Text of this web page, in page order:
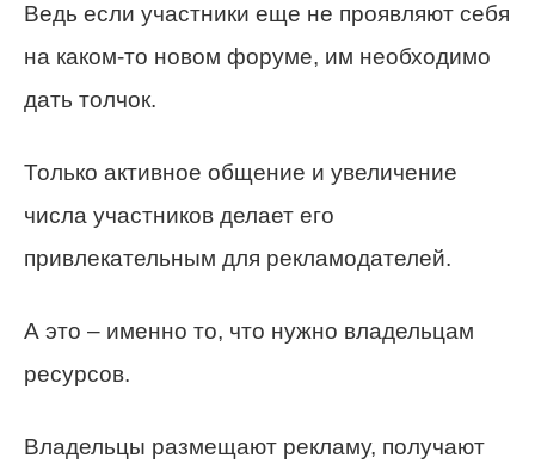
Ведь если участники еще не проявляют себя
на каком-то новом форуме, им необходимо
дать толчок.
Только активное общение и увеличение
числа участников делает его
привлекательным для рекламодателей.
А это – именно то, что нужно владельцам
ресурсов.
Владельцы размещают рекламу, получают